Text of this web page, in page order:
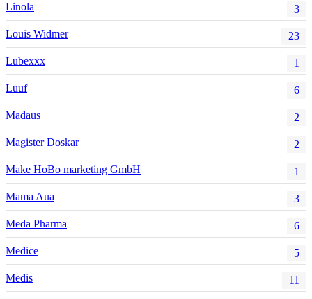
Linola 3
Louis Widmer 23
Lubexxx 1
Luuf 6
Madaus 2
Magister Doskar 2
Make HoBo marketing GmbH 1
Mama Aua 3
Meda Pharma 6
Medice 5
Medis 11